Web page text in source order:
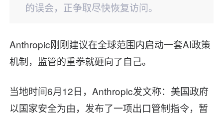
的误会，正争取尽快恢复访问。
Anthropic刚刚建议在全球范围内启动一套AI政策
机制，监管的重拳就砸向了自己。
当地时间6月12日，Anthropic发文称：美国政府
以国家安全为由，发布了一项出口管制指令，暂